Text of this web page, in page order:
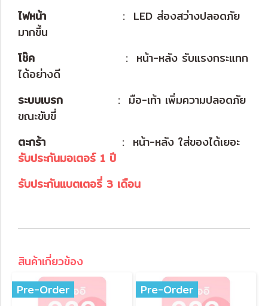
ไฟหน้า
: LED ส่องสว่างปลอดภัย
มากขึ้น
โช๊ค
: หน้า-หลัง รับแรงกระแทก
ได้อย่างดี
ระบบเบรก
: มือ-เท้า เพิ่มความปลอดภัย
ขณะขับขี่
ตะกร้า
: หน้า-หลัง ใส่ของได้เยอะ
รับประกันมอเตอร์ 1 ปี
รับประกันแบตเตอรี่ 3 เดือน
สินค้าเกี่ยวข้อง
Pre-Order
Pre-Order